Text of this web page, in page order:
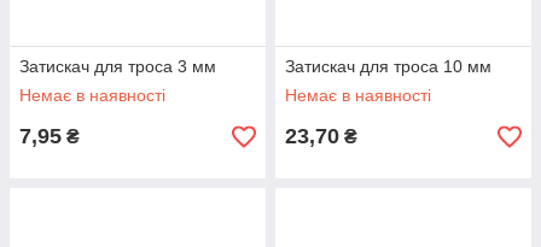
Затискач для троса 3 мм
Немає в наявності
7,95 ₴
Затискач для троса 10 мм
Немає в наявності
23,70 ₴